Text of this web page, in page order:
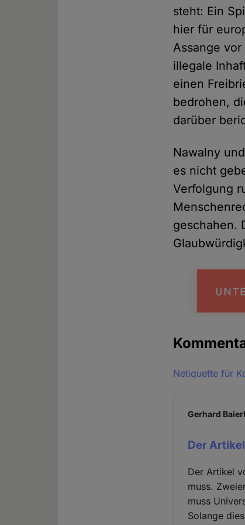
steht: Ein
hier für
Assange
illegale
einen
bedrohen,
darüber
Nawalny
es nicht
Verfolgung
geschahen.
Netiquette für
Gerhard
Der
Der Artikel
muss.
muss
Solange